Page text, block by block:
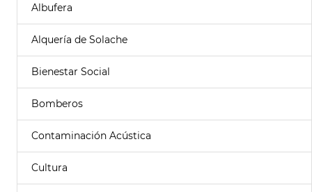
Albufera
Alquería de Solache
Bienestar Social
Bomberos
Contaminación Acústica
Cultura